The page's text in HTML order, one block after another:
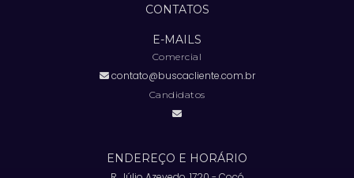
CONTATOS
E-MAILS
Comercial
contato@buscacliente.com.br
Candidatos
ENDEREÇO E HORÁRIO